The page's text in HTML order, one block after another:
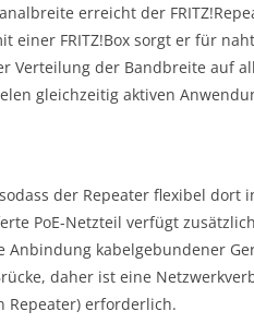
erreicht der
einer FRITZ!Box sorgt er für
Verteilung der Bandbreite auf
gleichzeitig aktiven
der Repeater flexibel dort
PoE-Netzteil verfügt
kabelgebundener
daher ist eine
Repeater) erforderlich.